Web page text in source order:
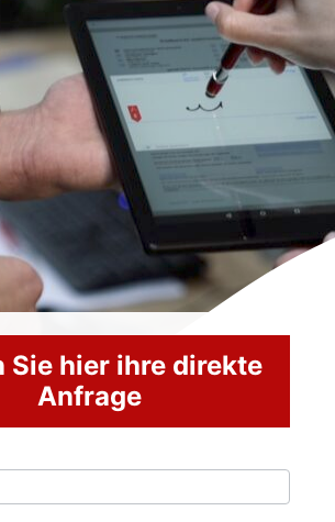
Sie hier ihre direkte
Anfrage